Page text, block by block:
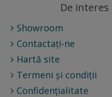
De interes
Showroom
Contactați-ne
Hartă site
Termeni și condiții
Confidențialitate